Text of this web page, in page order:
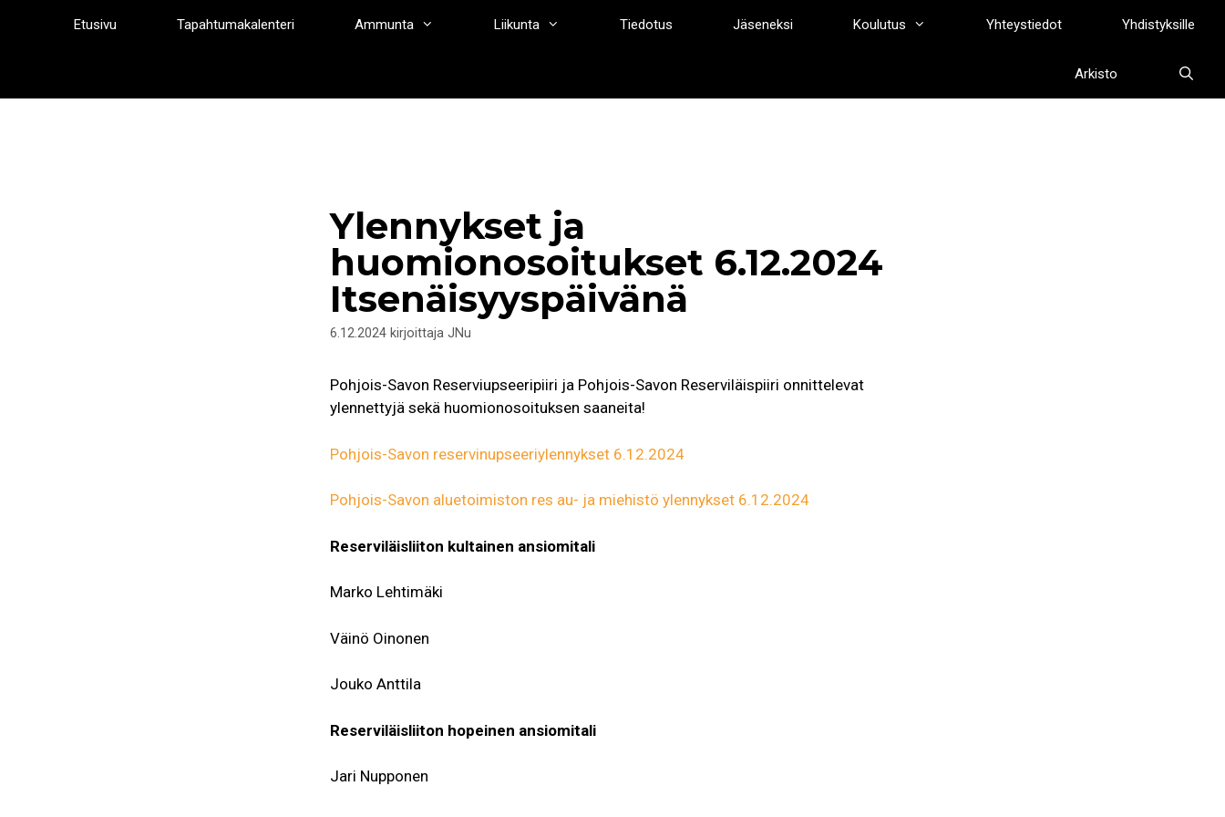
Etusivu Tapahtumakalenteri Ammunta Liikunta Tiedotus Jäseneksi Koulutus Yhteystiedot Yhdistyksille
Arkisto
Ylennykset ja
huomionosoitukset 6.12.2024
Itsenäisyyspäivänä
6.12.2024 kirjoittaja JNu
Pohjois-Savon Reserviupseeripiiri ja Pohjois-Savon Reserviläispiiri onnittelevat
ylennettyjä sekä huomionosoituksen saaneita!
Pohjois-Savon reservinupseeriylennykset 6.12.2024
Pohjois-Savon aluetoimiston res au- ja miehistö ylennykset 6.12.2024
Reserviläisliiton kultainen ansiomitali
Marko Lehtimäki
Väinö Oinonen
Jouko Anttila
Reserviläisliiton hopeinen ansiomitali
Jari Nupponen